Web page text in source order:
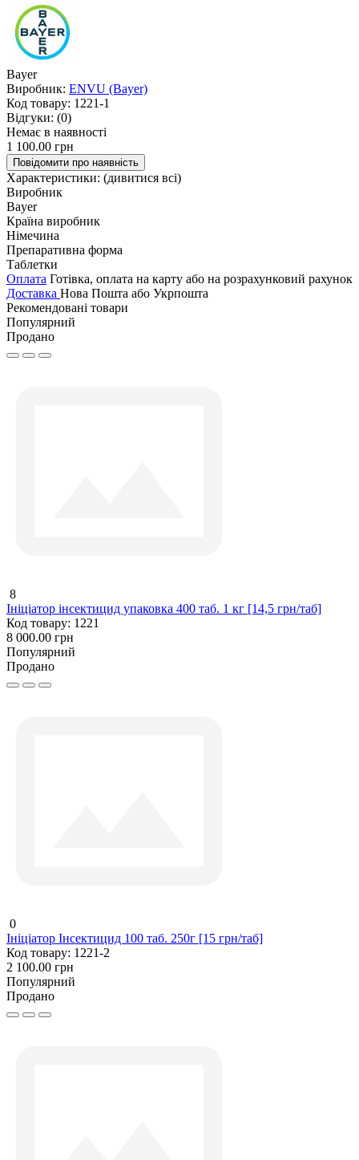
Bayer
Виробник: ENVU (Bayer)
Код товару: 1221-1
Відгуки: (0)
Немає в наявності
1 100.00 грн
Повідомити про наявність
Характеристики: (дивитися всі)
Виробник
Bayer
Країна виробник
Німечина
Препаративна форма
Таблетки
Оплата Готівка, оплата на карту або на розрахунковий рахунок
Доставка Нова Пошта або Укрпошта
Рекомендовані товари
Популярний
Продано
8
Ініціатор інсектицид упаковка 400 таб. 1 кг [14,5 грн/таб]
Код товару: 1221
8 000.00 грн
Популярний
Продано
0
Ініціатор Інсектицид 100 таб. 250г [15 грн/таб]
Код товару: 1221-2
2 100.00 грн
Популярний
Продано